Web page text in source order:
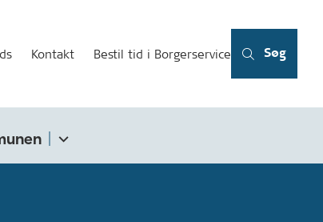
Kontakt Bestil tid i Borgerservice Søg